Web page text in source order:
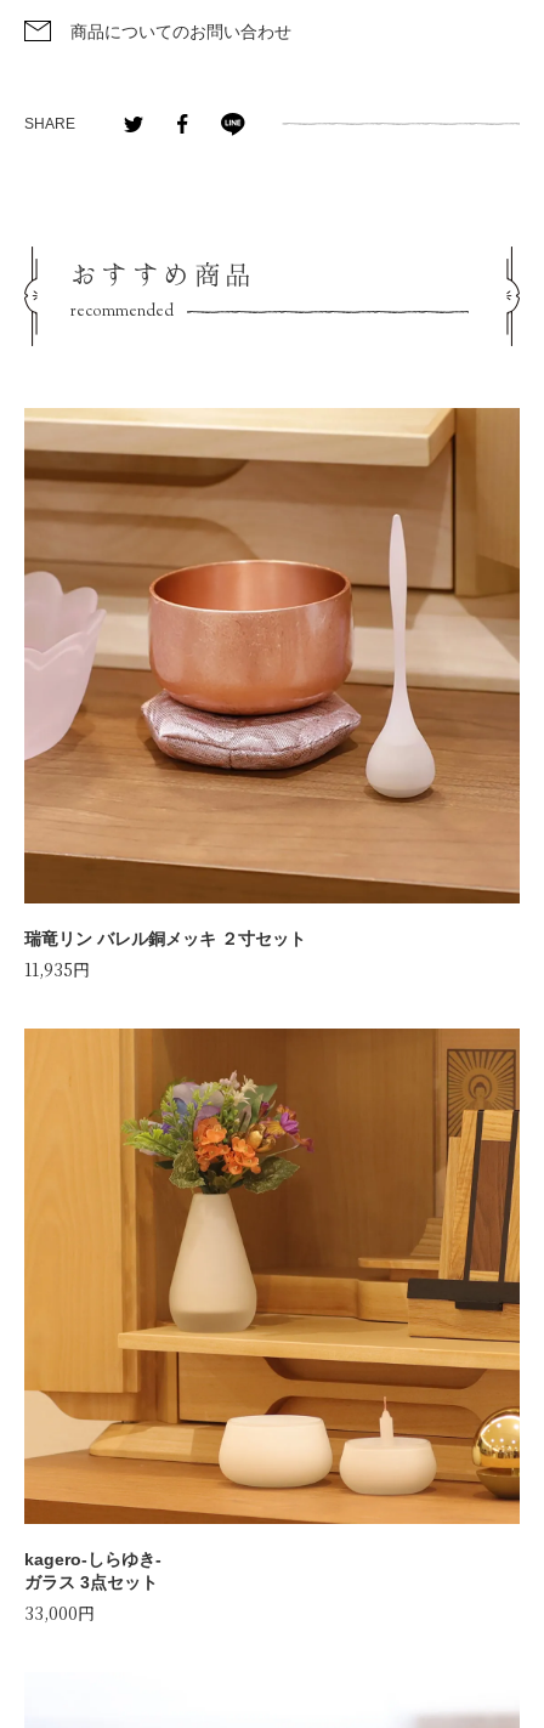
商品についてのお問い合わせ
SHARE
おすすめ商品
recommended
瑞竜リン バレル銅メッキ ２寸セット
11,935円
kagero-しらゆき-
ガラス 3点セット
33,000円